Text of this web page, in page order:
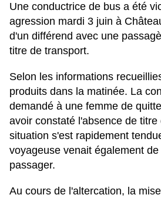
Une conductrice de bus a été
agression mardi 3 juin à
d'un différend avec une
titre de transport.
Selon les informations
produits dans la matinée. La
demandé à une femme de
avoir constaté l'absence de
situation s'est rapidement
voyageuse venait également
passager.
Au cours de l'altercation, la